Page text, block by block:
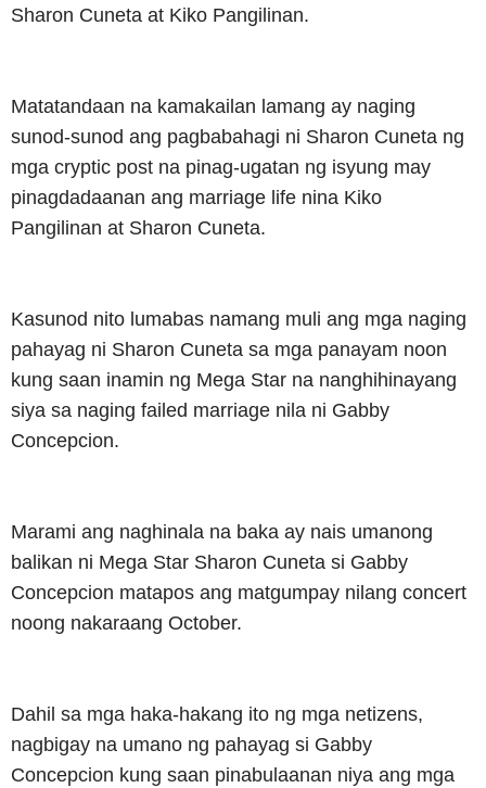
Sharon Cuneta at Kiko Pangilinan.
Matatandaan na kamakailan lamang ay naging
sunod-sunod ang pagbabahagi ni Sharon Cuneta ng
mga cryptic post na pinag-ugatan ng isyung may
pinagdadaanan ang marriage life nina Kiko
Pangilinan at Sharon Cuneta.
Kasunod nito lumabas namang muli ang mga naging
pahayag ni Sharon Cuneta sa mga panayam noon
kung saan inamin ng Mega Star na nanghihinayang
siya sa naging failed marriage nila ni Gabby
Concepcion.
Marami ang naghinala na baka ay nais umanong
balikan ni Mega Star Sharon Cuneta si Gabby
Concepcion matapos ang matgumpay nilang concert
noong nakaraang October.
Dahil sa mga haka-hakang ito ng mga netizens,
nagbigay na umano ng pahayag si Gabby
Concepcion kung saan pinabulaanan niya ang mga